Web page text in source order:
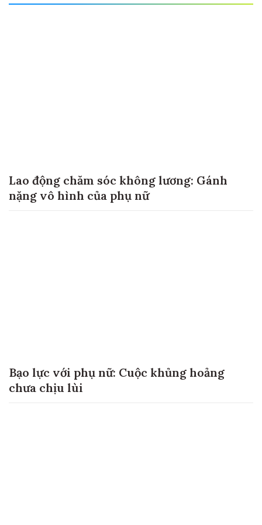
Lao động chăm sóc không lương: Gánh
nặng vô hình của phụ nữ
Bạo lực với phụ nữ: Cuộc khủng hoảng
chưa chịu lùi